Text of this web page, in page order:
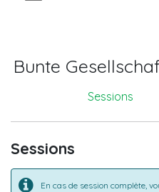
Bunte
Sessions
Sessions
En cas de session complète,